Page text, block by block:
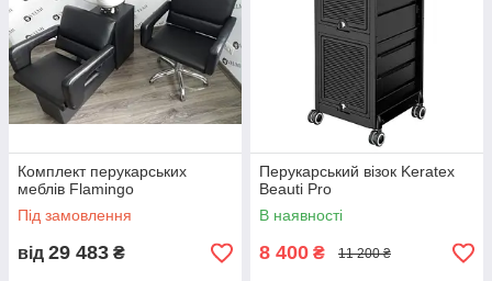
Комплект перукарcьких
меблів Flamingo
Під замовлення
від 29 483 ₴
Перукарський візок Keratex
Beauti Pro
В наявності
8 400 ₴ 11 200 ₴